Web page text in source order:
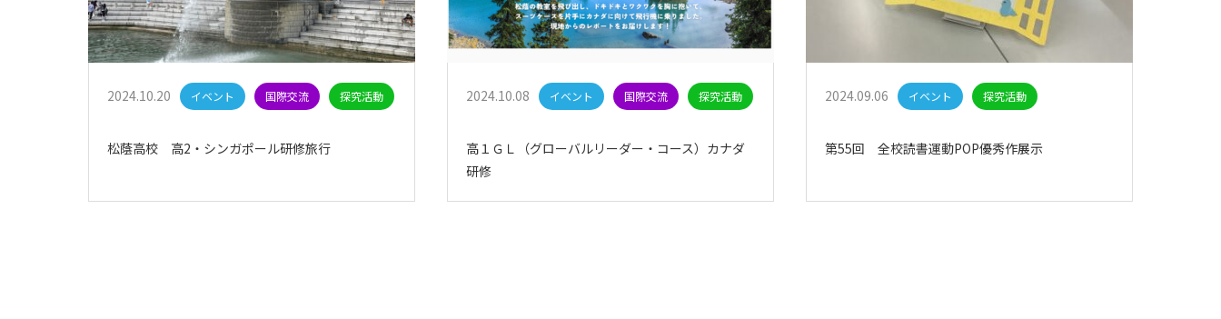
2024.10.20 イベント 国際交流 探究活動
松蔭高校 高2・シンガポール研修旅行
2024.10.08 イベント 国際交流 探究活動
高１ＧＬ（グローバルリーダー・コース）カナダ
研修
2024.09.06 イベント 探究活動
第55回 全校読書運動POP優秀作展示